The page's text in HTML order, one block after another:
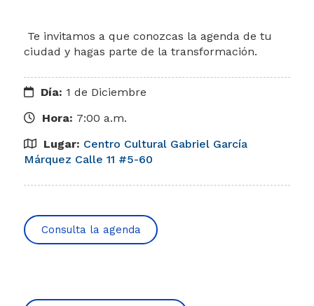
​​ Te invitamos a que conozcas la agenda de tu
ciudad y hagas parte de la transf​​ormación.​​
Día: 1 de Diciembre
Hora: 7:00 a.m.
Lugar: Centro Cultural Gabriel García
Márquez Calle 11 #5-60 ​
Consulta la agenda​